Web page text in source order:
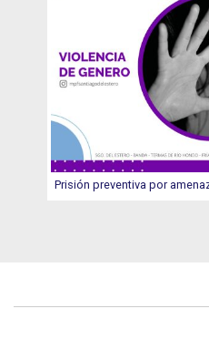
Prisión preventiva por